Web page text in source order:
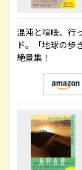
混沌と喧噪、行
ド。「地球の歩
絶景集！